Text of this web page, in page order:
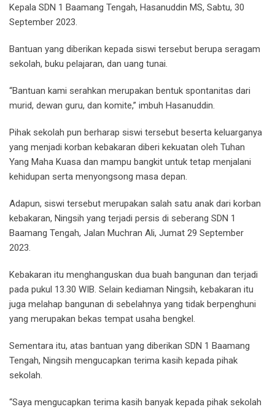
Kepala SDN 1 Baamang Tengah, Hasanuddin MS, Sabtu, 30
September 2023.
Bantuan yang diberikan kepada siswi tersebut berupa seragam
sekolah, buku pelajaran, dan uang tunai.
“Bantuan kami serahkan merupakan bentuk spontanitas dari
murid, dewan guru, dan komite,” imbuh Hasanuddin.
Pihak sekolah pun berharap siswi tersebut beserta keluarganya
yang menjadi korban kebakaran diberi kekuatan oleh Tuhan
Yang Maha Kuasa dan mampu bangkit untuk tetap menjalani
kehidupan serta menyongsong masa depan.
Adapun, siswi tersebut merupakan salah satu anak dari korban
kebakaran, Ningsih yang terjadi persis di seberang SDN 1
Baamang Tengah, Jalan Muchran Ali, Jumat 29 September
2023.
Kebakaran itu menghanguskan dua buah bangunan dan terjadi
pada pukul 13.30 WIB. Selain kediaman Ningsih, kebakaran itu
juga melahap bangunan di sebelahnya yang tidak berpenghuni
yang merupakan bekas tempat usaha bengkel.
Sementara itu, atas bantuan yang diberikan SDN 1 Baamang
Tengah, Ningsih mengucapkan terima kasih kepada pihak
sekolah.
“Saya mengucapkan terima kasih banyak kepada pihak sekolah